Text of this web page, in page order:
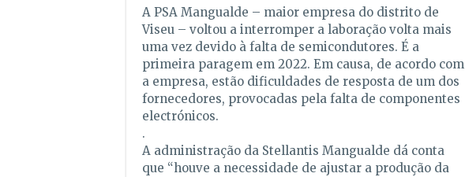
A PSA Mangualde – maior empresa do distrito de
Viseu – voltou a interromper a laboração volta mais
uma vez devido à falta de semicondutores. É a
primeira paragem em 2022. Em causa, de acordo com
a empresa, estão dificuldades de resposta de um dos
fornecedores, provocadas pela falta de componentes
electrónicos.
.
A administração da Stellantis Mangualde dá conta
que “houve a necessidade de ajustar a produção da